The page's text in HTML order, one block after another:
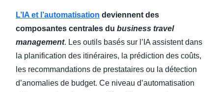
L’IA et l’automatisation deviennent des
composantes centrales du business travel
management. Les outils basés sur l’IA assistent dans
la planification des itinéraires, la prédiction des coûts,
les recommandations de prestataires ou la détection
d’anomalies de budget. Ce niveau d’automatisation